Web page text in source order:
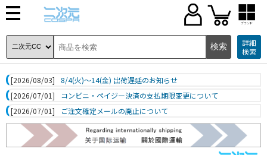
ブランド
詳細
検索
[2026/08/03]
8/4(火)～14(金) 出荷遅延のお知らせ
[2026/07/01]
コンビニ・ペイジー決済の支払期限変更について
[2026/07/01]
ご注文確定メールの廃止について